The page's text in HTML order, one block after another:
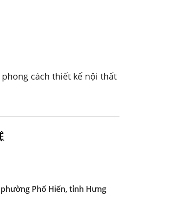
phong cách thiết kế nội thất
Phố Hiến, tỉnh Hưng